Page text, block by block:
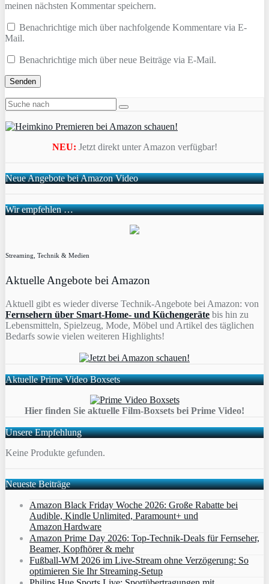
meinen nächsten Kommentar speichern.
Benachrichtige mich über nachfolgende Kommentare via E-
Mail.
Benachrichtige mich über neue Beiträge via E-Mail.
NEU: Jetzt direkt unter Amazon verfügbar!
Neue Angebote bei Amazon Video
Wir empfehlen …
Streaming, Technik & Medien
Aktuelle Angebote bei Amazon
Aktuell gibt es wieder diverse Technik-Angebote bei Amazon: von
Fernsehern über Smart-Home- und Küchengeräte bis hin zu
Lebensmitteln, Spielzeug, Mode, Möbel und Artikel des täglichen
Bedarfs sowie vielen weiteren Highlights!
Aktuelle Prime Video Boxsets
Hier finden Sie aktuelle Film-Boxsets bei Prime Video!
Unsere Empfehlung
Keine Produkte gefunden.
Neueste Beiträge
Amazon Black Friday Woche 2026: Große Rabatte bei
Audible, Kindle Unlimited, Paramount+ und
Amazon Hardware
Amazon Prime Day 2026: Top-Technik-Deals für Fernseher,
Beamer, Kopfhörer & mehr
Fußball-WM 2026 im Live-Stream ohne Verzögerung: So
optimieren Sie Ihr Streaming-Setup